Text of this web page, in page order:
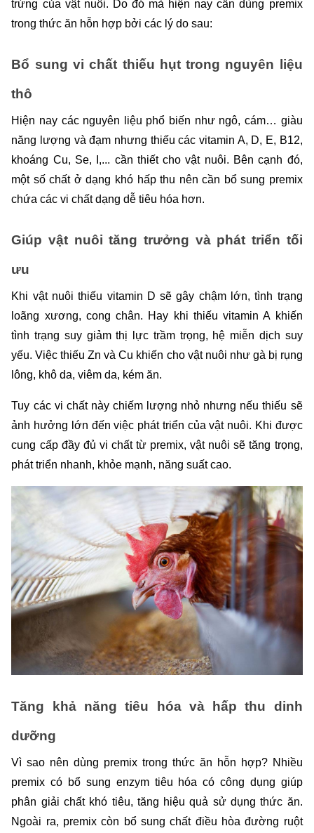
trứng của vật nuôi. Do đó mà hiện nay cần dùng premix
trong thức ăn hỗn hợp bởi các lý do sau:
Bổ sung vi chất thiếu hụt trong nguyên liệu
thô
Hiện nay các nguyên liệu phổ biến như ngô, cám… giàu
năng lượng và đạm nhưng thiếu các vitamin A, D, E, B12,
khoáng Cu, Se, I,... cần thiết cho vật nuôi. Bên cạnh đó,
một số chất ở dạng khó hấp thu nên cần bổ sung premix
chứa các vi chất dạng dễ tiêu hóa hơn.
Giúp vật nuôi tăng trưởng và phát triển tối
ưu
Khi vật nuôi thiếu vitamin D sẽ gây chậm lớn, tình trạng
loãng xương, cong chân. Hay khi thiếu vitamin A khiến
tình trạng suy giảm thị lực trầm trọng, hệ miễn dịch suy
yếu. Việc thiếu Zn và Cu khiến cho vật nuôi như gà bị rụng
lông, khô da, viêm da, kém ăn.
Tuy các vi chất này chiếm lượng nhỏ nhưng nếu thiếu sẽ
ảnh hưởng lớn đến việc phát triển của vật nuôi. Khi được
cung cấp đầy đủ vi chất từ premix, vật nuôi sẽ tăng trọng,
phát triển nhanh, khỏe mạnh, năng suất cao.
Tăng khả năng tiêu hóa và hấp thu dinh
dưỡng
Vì sao nên dùng premix trong thức ăn hỗn hợp? Nhiều
premix có bổ sung enzym tiêu hóa có công dụng giúp
phân giải chất khó tiêu, tăng hiệu quả sử dụng thức ăn.
Ngoài ra, premix còn bổ sung chất điều hòa đường ruột